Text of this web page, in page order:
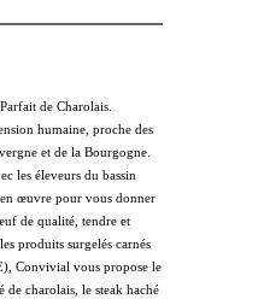
de Charolais.
humaine, proche des
et de la Bourgogne.
les éleveurs du bassin
œuvre pour vous donner
de qualité, tendre et
produits surgelés carnés
Convivial vous propose le
charolais, le steak haché